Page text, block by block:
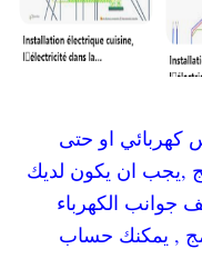
كهربائي او حتى
,يجب ان يكون لديك
جوانب الكهرباء
, يمكنك حساب